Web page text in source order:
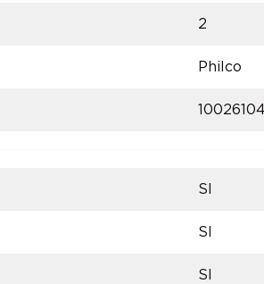
2
Philco
SI
SI
SI